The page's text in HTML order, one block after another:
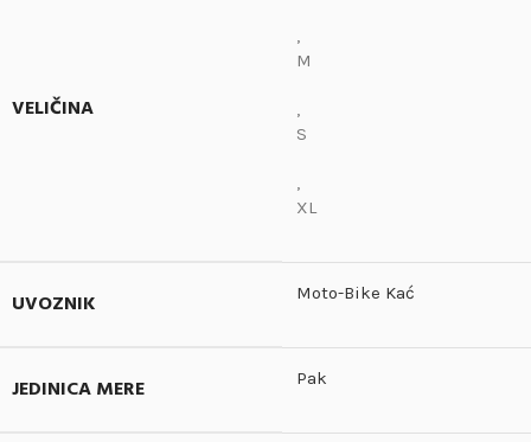
VELIČINA
,
M
,
S
,
XL
UVOZNIK Moto-Bike Kać
JEDINICA MERE Pak